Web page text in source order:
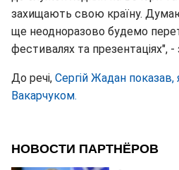
захищають свою країну.
ще неодноразово будемо
фестивалях та презентаціях",
До речі, Сергій Жадан показав,
Вакарчуком.